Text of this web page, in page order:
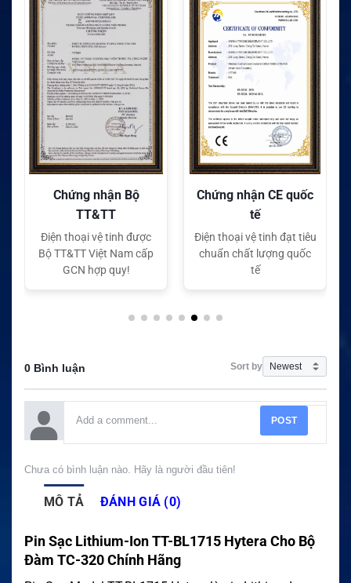
Chứng nhận Bộ
TT&TT
Điện thoại vệ tinh được
Bộ TT&TT Việt Nam cấp
GCN hợp quy!
Chứng nhận CE quốc
tế
Điện thoại vệ tinh đạt tiêu
chuẩn chất lượng quốc
tế
0 Bình luận Sort by
POST
Chưa có bình luận nào. Hãy là người đầu tiên!
MÔ TẢ ĐÁNH GIÁ (0)
Pin Sạc Lithium-Ion TT-BL1715 Hytera Cho Bộ
Đàm TC-320 Chính Hãng